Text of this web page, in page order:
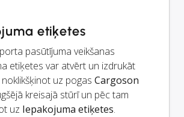
etiķetes
pasūtījuma veikšanas
etiķetes var atvērt un izdrukāt
noklikšķinot uz pogas Cargoson
kreisajā stūrī un pēc tam
uz Iepakojuma etiķetes.